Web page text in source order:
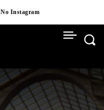
No Instagram